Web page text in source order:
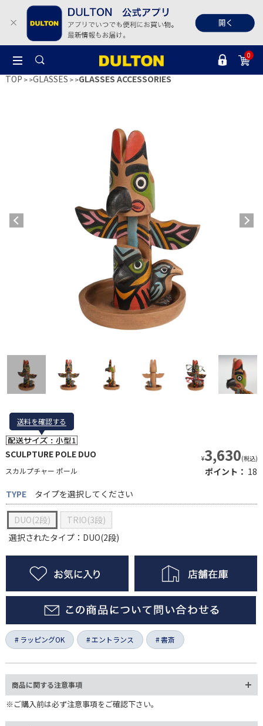
0
TOP >GLASSES >GLASSES ACCESSORIES
送料を確認する
送料を確認する
SCULPTURE POLE DUO
スカルプチャー ポール
¥3,630(税込)
ポイント： 18
TYPE
タイプを選択してください
DUO(2段)
TRIO(3段)
選択されたタイプ：DUO(2段)
ラッピングOK エントランス 書斎
商品に関する注意事項
※ご購入前は必ず注意事項をご確認下さい。